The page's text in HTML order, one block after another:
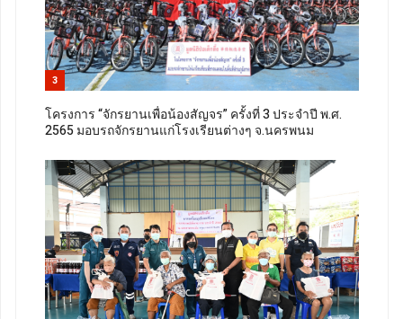
3
โครงการ “จักรยานเพื่อน้องสัญจร” ครั้งที่ 3 ประจำปี พ.ศ.
2565 มอบรถจักรยานแก่โรงเรียนต่างๆ จ.นครพนม